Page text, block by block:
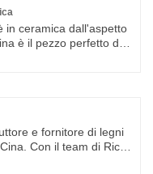
in ceramica dall'aspetto
è il pezzo perfetto da
e fornitore di legni
Con il team di Rich